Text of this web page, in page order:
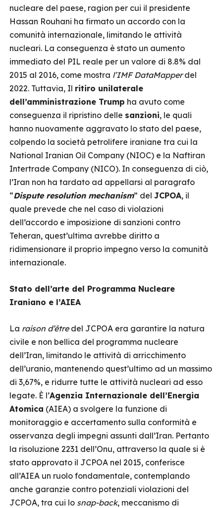
nucleare del paese, ragion per cui il presidente
Hassan Rouhani ha firmato un accordo con la
comunità internazionale, limitando le attività
nucleari. La conseguenza è stato un aumento
immediato del PIL reale per un valore di 8.8% dal
2015 al 2016, come mostra l’IMF DataMapperdel
2022. Tuttavia, Il ritiro unilaterale
dell’amministrazione Trump ha avuto come
conseguenza il ripristino delle sanzioni, le quali
hanno nuovamente aggravato lo stato del paese,
colpendo la società petrolifere iraniane tra cui la
National Iranian Oil Company (NIOC) e la Naftiran
Intertrade Company (NICO). In conseguenza di ciò,
l’Iran non ha tardato ad appellarsi al paragrafo
“Dispute resolution mechanism” del JCPOA, il
quale prevede che nel caso di violazioni
dell’accordo e imposizione di sanzioni contro
Teheran, quest’ultima avrebbe diritto a
ridimensionare il proprio impegno verso la comunità
internazionale.
Stato dell’arte del Programma Nucleare
Iraniano e l’AIEA
La raison d’êtredel JCPOA era garantire la natura
civile e non bellica del programma nucleare
dell’Iran, limitando le attività di arricchimento
dell’uranio, mantenendo quest’ultimo ad un massimo
di 3,67%, e ridurre tutte le attività nucleari ad esso
legate. È l’Agenzia Internazionale dell’Energia
Atomica (AIEA) a svolgere la funzione di
monitoraggio e accertamento sulla conformità e
osservanza degli impegni assunti dall’Iran. Pertanto
la risoluzione 2231 dell’Onu, attraverso la quale si è
stato approvato il JCPOA nel 2015, conferisce
all’AIEA un ruolo fondamentale, contemplando
anche garanzie contro potenziali violazioni del
JCPOA, tra cui lo snap-back, meccanismo di